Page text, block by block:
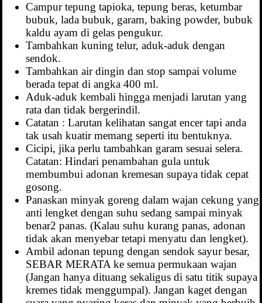
Campur tepung tapioka, tepung beras, ketumbar
bubuk, lada bubuk, garam, baking powder, bubuk
kaldu ayam di gelas pengukur.
Tambahkan kuning telur, aduk-aduk dengan
sendok.
Tambahkan air dingin dan stop sampai volume
berada tepat di angka 400 ml.
Aduk-aduk kembali hingga menjadi larutan yang
rata dan tidak bergerindil.
Catatan : Larutan kelihatan sangat encer tapi anda
tak usah kuatir memang seperti itu bentuknya.
Cicipi, jika perlu tambahkan garam sesuai selera.
Catatan: Hindari penambahan gula untuk
membumbui adonan kremesan supaya tidak cepat
gosong.
Panaskan minyak goreng dalam wajan cekung yang
anti lengket dengan suhu sedang sampai minyak
benar2 panas. (Kalau suhu kurang panas, adonan
tidak akan menyebar tetapi menyatu dan lengket).
Ambil adonan tepung dengan sendok sayur besar,
SEBAR MERATA ke semua permukaan wajan
(Jangan hanya dituang sekaligus di satu titik supaya
kremes tidak menggumpal). Jangan kaget dengan